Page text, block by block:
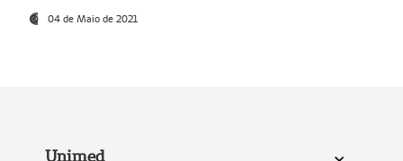
04 de Maio de 2021
Unimed